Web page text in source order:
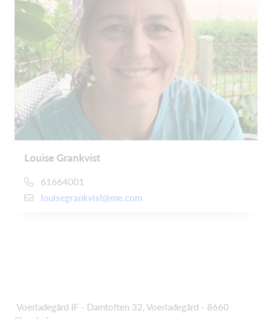
Louise Grankvist
61664001
louisegrankvist@me.com
Voerladegård IF - Damtoften 32, Voerladegård - 8660